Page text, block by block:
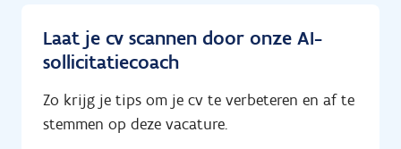
Laat je cv scannen door onze AI-
sollicitatiecoach
Zo krijg je tips om je cv te verbeteren en af te
stemmen op deze vacature.